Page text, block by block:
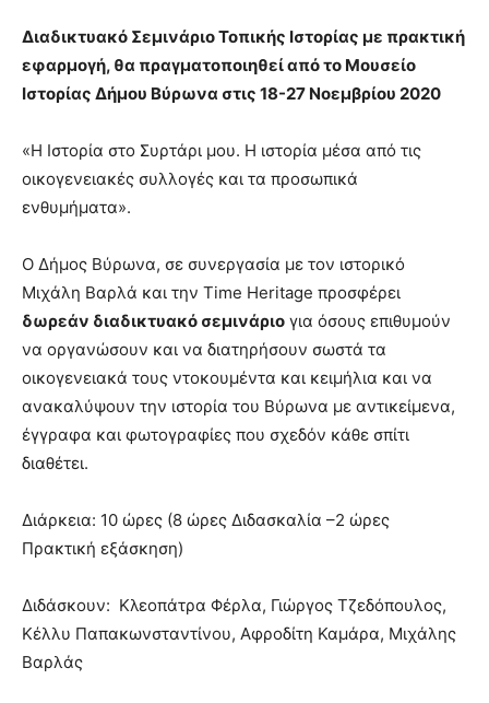
the
pain.
hd
porn
Διαδικτυακό Σεμινάριο Τοπικής Ιστορίας με πρακτική
εφαρμογή, θα πραγματοποιηθεί από το Μουσείο
Ιστορίας Δήμου Βύρωνα στις 18-27 Νοεμβρίου 2020
«Η Ιστορία στο Συρτάρι μου. Η ιστορία μέσα από τις
οικογενειακές συλλογές και τα προσωπικά
ενθυμήματα».
Ο Δήμος Βύρωνα, σε συνεργασία με τον ιστορικό
Μιχάλη Βαρλά και την Time Heritage προσφέρει
δωρεάν διαδικτυακό σεμινάριο για όσους επιθυμούν
να οργανώσουν και να διατηρήσουν σωστά τα
οικογενειακά τους ντοκουμέντα και κειμήλια και να
ανακαλύψουν την ιστορία του Βύρωνα με αντικείμενα,
έγγραφα και φωτογραφίες που σχεδόν κάθε σπίτι
διαθέτει.
Διάρκεια: 10 ώρες (8 ώρες Διδασκαλία –2 ώρες
Πρακτική εξάσκηση)
Διδάσκουν: Κλεοπάτρα Φέρλα, Γιώργος Τζεδόπουλος,
Κέλλυ Παπακωνσταντίνου, Αφροδίτη Καμάρα, Μιχάλης
Βαρλάς